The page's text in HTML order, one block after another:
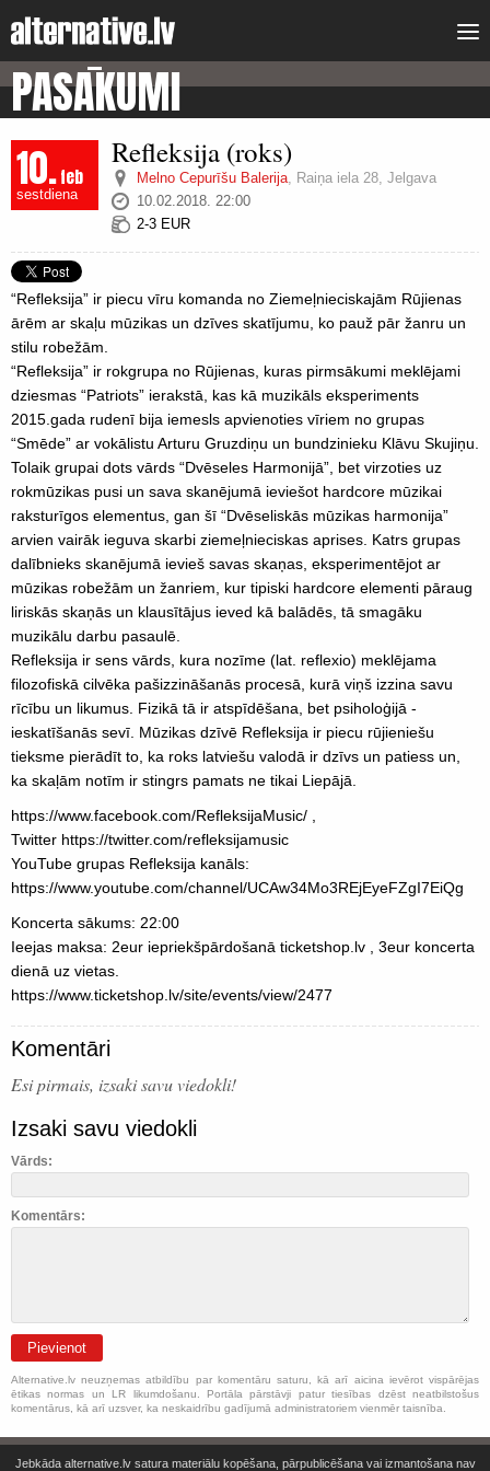
PASĀKUMI
10.feb
sestdiena
Refleksija (roks)
Melno Cepurīšu Balerija, Raiņa iela 28, Jelgava
10.02.2018. 22:00
2-3 EUR
“Refleksija” ir piecu vīru komanda no Ziemeļnieciskajām Rūjienas
ārēm ar skaļu mūzikas un dzīves skatījumu, ko pauž pār žanru un
stilu robežām.
“Refleksija” ir rokgrupa no Rūjienas, kuras pirmsākumi meklējami
dziesmas “Patriots” ierakstā, kas kā muzikāls eksperiments
2015.gada rudenī bija iemesls apvienoties vīriem no grupas
“Smēde” ar vokālistu Arturu Gruzdiņu un bundzinieku Klāvu Skujiņu.
Tolaik grupai dots vārds “Dvēseles Harmonijā”, bet virzoties uz
rokmūzikas pusi un sava skanējumā ieviešot hardcore mūzikai
raksturīgos elementus, gan šī “Dvēseliskās mūzikas harmonija”
arvien vairāk ieguva skarbi ziemeļnieciskas aprises. Katrs grupas
dalībnieks skanējumā ievieš savas skaņas, eksperimentējot ar
mūzikas robežām un žanriem, kur tipiski hardcore elementi pāraug
liriskās skaņās un klausītājus ieved kā balādēs, tā smagāku
muzikālu darbu pasaulē.
Refleksija ir sens vārds, kura nozīme (lat. reflexio) meklējama
filozofiskā cilvēka pašizzināšanās procesā, kurā viņš izzina savu
rīcību un likumus. Fizikā tā ir atspīdēšana, bet psiholoģijā -
ieskatīšanās sevī. Mūzikas dzīvē Refleksija ir piecu rūjieniešu
tieksme pierādīt to, ka roks latviešu valodā ir dzīvs un patiess un,
ka skaļām notīm ir stingrs pamats ne tikai Liepājā.
https://www.facebook.com/RefleksijaMusic/ ,
Twitter https://twitter.com/refleksijamusic
YouTube grupas Refleksija kanāls:
https://www.youtube.com/channel/UCAw34Mo3REjEyeFZgI7EiQg
Koncerta sākums: 22:00
Ieejas maksa: 2eur iepriekšpārdošanā ticketshop.lv , 3eur koncerta
dienā uz vietas.
https://www.ticketshop.lv/site/events/view/2477
Komentāri
Esi pirmais, izsaki savu viedokli!
Izsaki savu viedokli
Vārds:
Komentārs:
Pievienot
Alternative.lv neuzņemas atbildību par komentāru saturu, kā arī aicina ievērot vispārējas
ētikas normas un LR likumdošanu. Portāla pārstāvji patur tiesības dzēst neatbilstošus
komentārus, kā arī uzsver, ka neskaidrību gadījumā administratoriem vienmēr taisnība.
Jebkāda alternative.lv satura materiālu kopēšana, pārpublicēšana vai izmantošana nav